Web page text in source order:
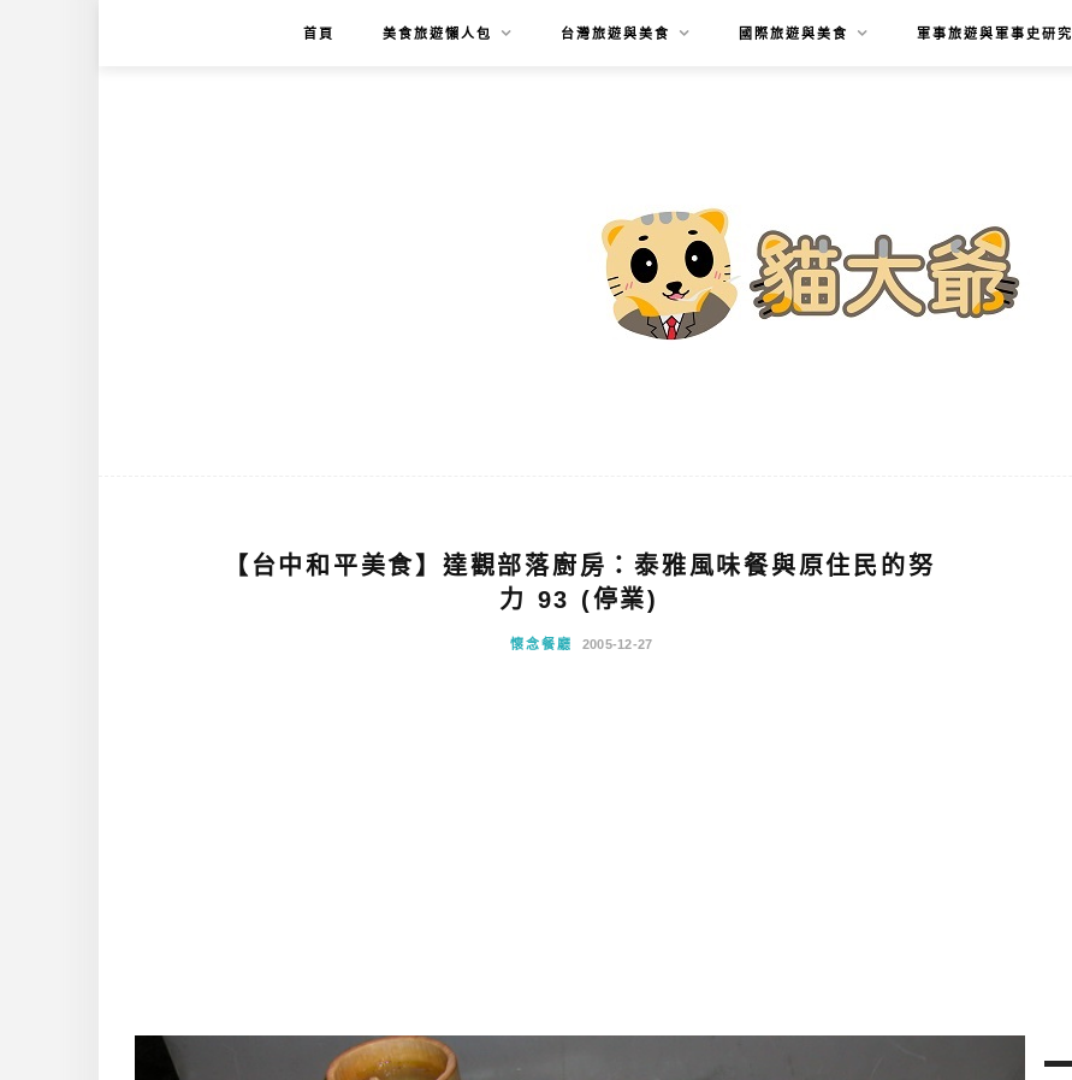
首頁 美食旅遊懶人包 台灣旅遊與美食 國際旅遊與美食 軍事旅遊與軍事史研究
【台中和平美食】達觀部落廚房：泰雅風味餐與原住民的努
力 93 (停業)
懷念餐廳 2005-12-27